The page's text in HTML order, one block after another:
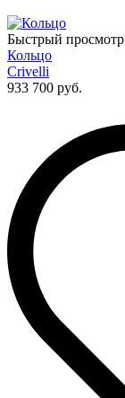
Быстрый просмотр
Кольцо
Crivelli
933 700 руб.